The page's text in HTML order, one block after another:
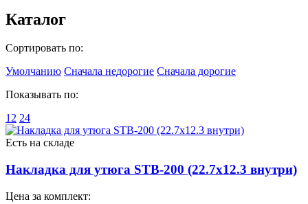
Каталог
Сортировать по:
Умолчанию Сначала недорогие Сначала дорогие
Показывать по:
12 24
Есть на складе
Накладка для утюга STB-200 (22.7х12.3 внутри)
Цена за комплект: